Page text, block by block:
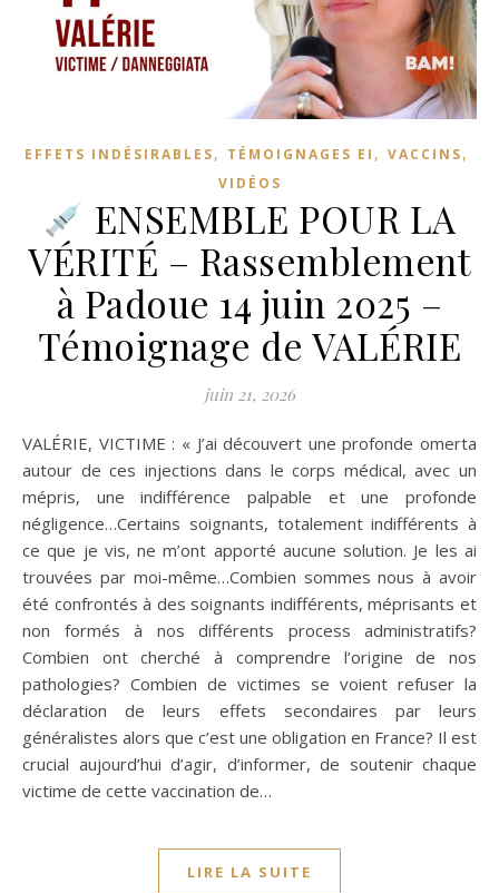
EFFETS INDÉSIRABLES, TÉMOIGNAGES EI , VACCINS,
VIDÉOS
ENSEMBLE POUR LA
VÉRITÉ – Rassemblement
à Padoue 14 juin 2025 –
Témoignage de VALÉRIE
juin 21, 2026
VALÉRIE, VICTIME : « J’ai découvert une profonde omerta
autour de ces injections dans le corps médical, avec un
mépris, une indifférence palpable et une profonde
négligence…Certains soignants, totalement indifférents à
ce que je vis, ne m’ont apporté aucune solution. Je les ai
trouvées par moi-même…Combien sommes nous à avoir
été confrontés à des soignants indifférents, méprisants et
non formés à nos différents process administratifs?
Combien ont cherché à comprendre l’origine de nos
pathologies? Combien de victimes se voient refuser la
déclaration de leurs effets secondaires par leurs
généralistes alors que c’est une obligation en France? Il est
crucial aujourd’hui d’agir, d’informer, de soutenir chaque
victime de cette vaccination de…
LIRE LA SUITE